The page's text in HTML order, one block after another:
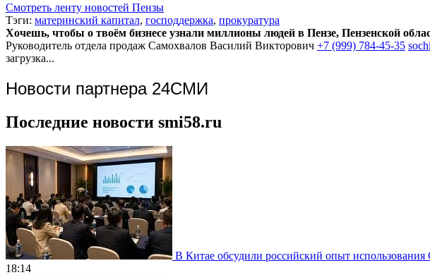
Смотреть ленту новостей Пензы
Тэги: материнский капитал, господдержка, прокуратура
Хочешь, чтобы о твоём бизнесе узнали миллионы людей в Пензе, Пензенской
Руководитель отдела продаж Самохвалов Василий Викторович +7 (999) 784-45-35
загрузка...
Новости партнера 24СМИ
Последние новости smi58.ru
В Китае обсудили российский опыт использования
18:14